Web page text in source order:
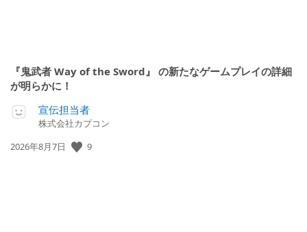
『鬼武者 Way of the Sword』 の新たなゲームプレイの詳細
が明らかに！
宣伝担当者
株式会社カプコン
公
2026年8月7日 9